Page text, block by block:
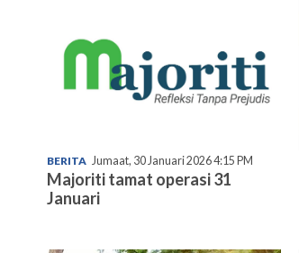
BERITA Jumaat, 30 Januari 2026 4:15 PM
Majoriti tamat operasi 31
Januari